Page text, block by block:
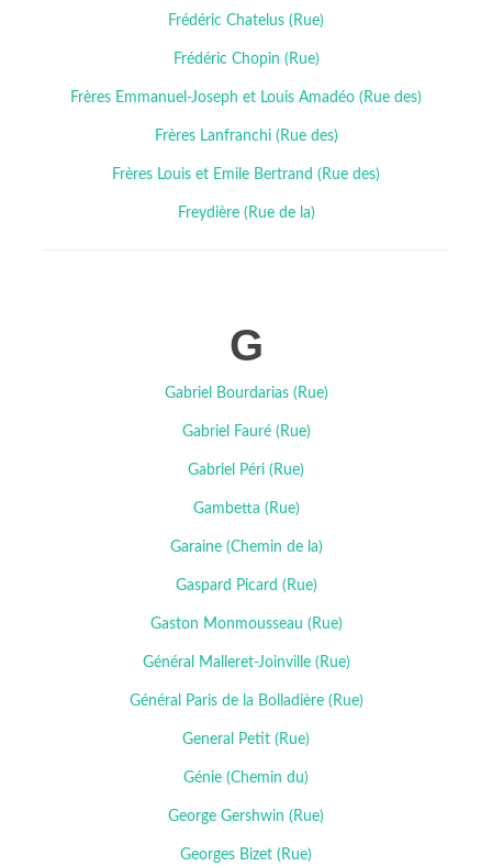
Frédéric Chatelus (Rue)
Frédéric Chopin (Rue)
Frères Emmanuel-Joseph et Louis Amadéo (Rue des)
Frères Lanfranchi (Rue des)
Frères Louis et Emile Bertrand (Rue des)
Freydière (Rue de la)
G
Gabriel Bourdarias (Rue)
Gabriel Fauré (Rue)
Gabriel Péri (Rue)
Gambetta (Rue)
Garaine (Chemin de la)
Gaspard Picard (Rue)
Gaston Monmousseau (Rue)
Général Malleret-Joinville (Rue)
Général Paris de la Bolladière (Rue)
General Petit (Rue)
Génie (Chemin du)
George Gershwin (Rue)
Georges Bizet (Rue)